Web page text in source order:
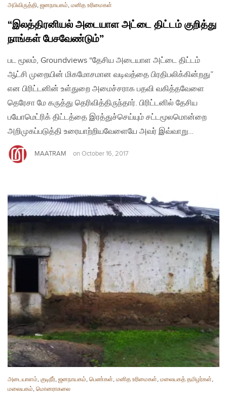
அபிவிருத்தி, ஜனநாயகம், மனித உரிமைகள்
“இலத்திரனியல் அடையாள அட்டை திட்டம் குறித்து
நாங்கள் பேசவேண்டும்”
பட மூலம், Groundviews “தேசிய அடையாள அட்டை திட்டம்
ஆட்சி முறையின் மிகமோசமான வடிவத்தை பிரதிபலிக்கின்றது”
என பிரிட்டனின் உள்துறை அமைச்சராக பதவி வகித்தவேளை
தெரேசா மே கருத்து தெரிவித்திருந்தார். பிரிட்டனில் தேசிய
பயோமெட்ரிக் திட்டத்தை இரத்துச்செய்யும் சட்டமூலமொன்றை
அறிமுகப்படுத்தி உரையாற்றியவேளையே அவர் இவ்வாறு…
MAATRAM on October 16, 2017
அடையாளம், குடிநீர், ஜனநாயகம், பெண்கள், மனித உரிமைகள், மலையகத் தமிழர்கள்,
மலையகம், மொனராகலை